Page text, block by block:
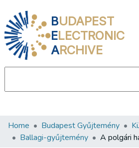
BUDAPEST
ELECTRONIC
ARCHIVE
Communities & Collections
Home Budapest Gyűjtemény
Ballagi-gyűjtemény
A polgári